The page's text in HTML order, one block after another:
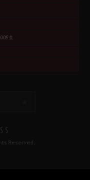
호
Reserved.